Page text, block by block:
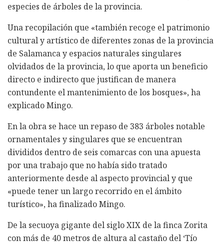
especies de árboles de la provincia.
Una recopilación que «también recoge el patrimonio
cultural y artístico de diferentes zonas de la provincia
de Salamanca y espacios naturales singulares
olvidados de la provincia, lo que aporta un beneficio
directo e indirecto que justifican de manera
contundente el mantenimiento de los bosques», ha
explicado Mingo.
En la obra se hace un repaso de 383 árboles notable
ornamentales y singulares que se encuentran
divididos dentro de seis comarcas con una apuesta
por una trabajo que no había sido tratado
anteriormente desde al aspecto provincial y que
«puede tener un largo recorrido en el ámbito
turístico», ha finalizado Mingo.
De la secuoya gigante del siglo XIX de la finca Zorita
con más de 40 metros de altura al castaño del ‘Tío